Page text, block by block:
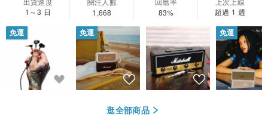
1～3 日
1,668
83%
超過 1 週
免運 免運 免運
逛全部商品